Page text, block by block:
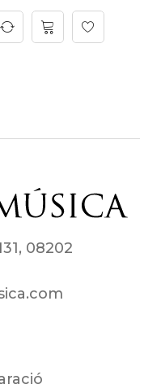
08202